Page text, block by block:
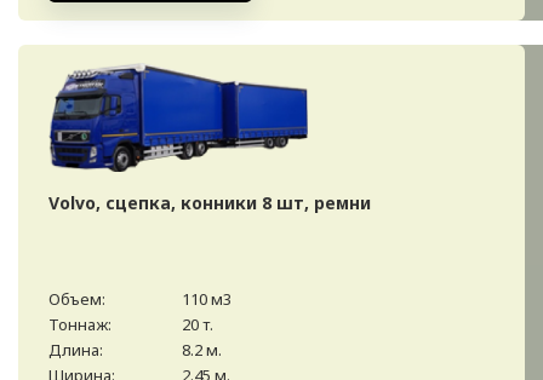
Volvo, сцепка, конники 8 шт, ремни
Объем:
110 м3
Тоннаж:
20 т.
Длина:
8.2 м.
Ширина:
2.45 м.